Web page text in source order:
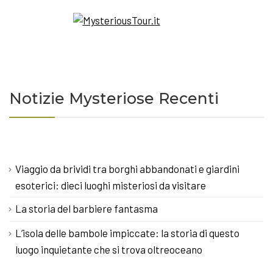
Notizie Mysteriose Recenti
Viaggio da brividi tra borghi abbandonati e giardini
esoterici: dieci luoghi misteriosi da visitare
La storia del barbiere fantasma
L’isola delle bambole impiccate: la storia di questo
luogo inquietante che si trova oltreoceano